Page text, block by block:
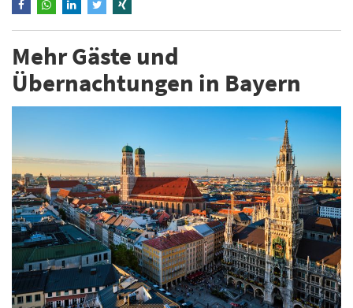
Mehr Gäste und
Übernachtungen in Bayern